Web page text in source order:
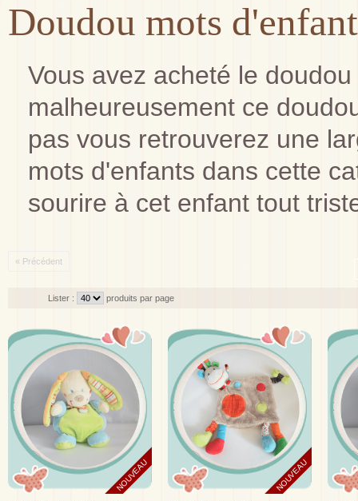
Doudou mots
Vous avez acheté le
malheureusement ce
pas vous retrouverez une
mots d'enfants dans cette
sourire à cet enfant tout
« Précédent
Lister : produits par page
NOUVEAU NOUVEAU